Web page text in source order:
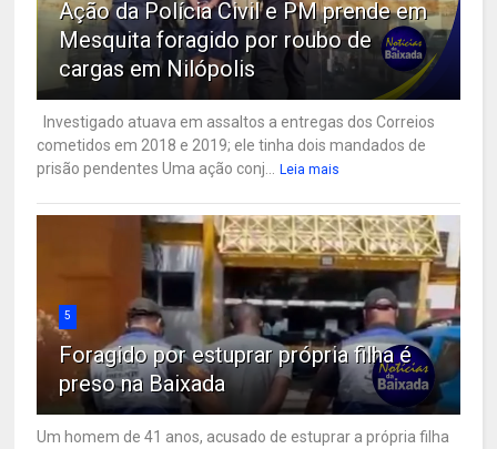
Ação da Polícia Civil e PM prende em
Mesquita foragido por roubo de
cargas em Nilópolis
Investigado atuava em assaltos a entregas dos Correios
cometidos em 2018 e 2019; ele tinha dois mandados de
prisão pendentes Uma ação conj...
Leia mais
5
Foragido por estuprar própria filha é
preso na Baixada
Um homem de 41 anos, acusado de estuprar a própria filha